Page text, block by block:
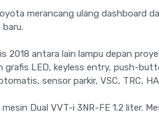
merancang ulang dashboard
2018 antara lain lampu depan
grafis LED, keyless entry, push-
sensor parkir, VSC, TRC,
Dual VVT-i 3NR-FE 1.2 liter.